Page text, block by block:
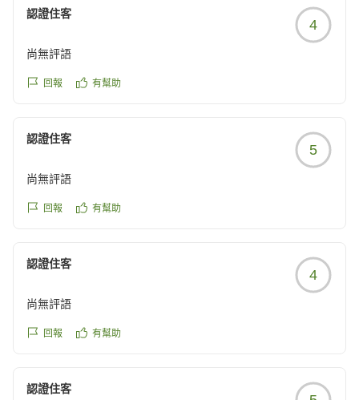
マネージャー 柴田
認證住客
4
尚無評語
回報 有幫助
認證住客
5
尚無評語
回報 有幫助
認證住客
4
尚無評語
回報 有幫助
認證住客